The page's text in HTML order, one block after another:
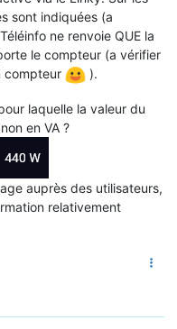
sont indiquées (a
ne renvoie QUE la
le compteur (a vérifier
compteur
).
laquelle la valeur du
en VA ?
auprès des utilisateurs,
relativement